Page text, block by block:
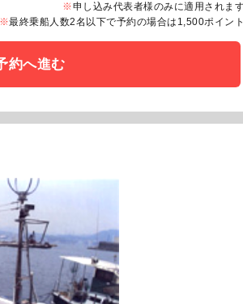
申し込み代表者様のみに適用されま
最終乗船人数2名以下で予約の場合は1,500ポイント
約へ進む